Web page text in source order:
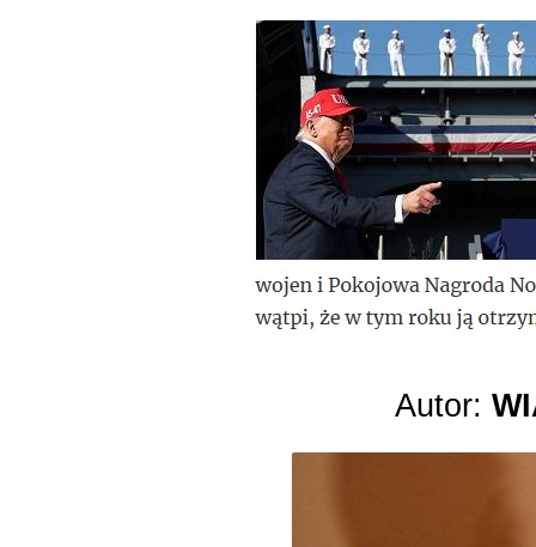
Autor: